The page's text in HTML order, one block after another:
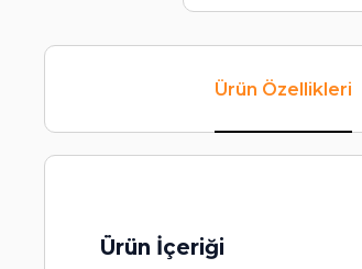
Ürün Özellikleri
Ürün İçeriği